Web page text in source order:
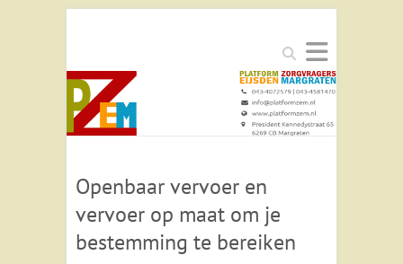
Zoeken
Openbaar vervoer en
vervoer op maat om je
bestemming te bereiken